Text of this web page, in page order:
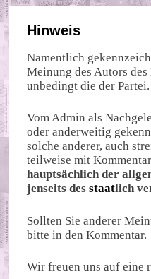
Hinweis
Namentlich
Meinung des Autors
unbedingt die der Partei.
Vom Admin als
oder anderweitig
solche anderer, auch
teilweise mit
hauptsächlich der
jenseits desstaatlich
Sollten Sie anderer
bitte in den Kommentar.
Wir freuen uns auf eine